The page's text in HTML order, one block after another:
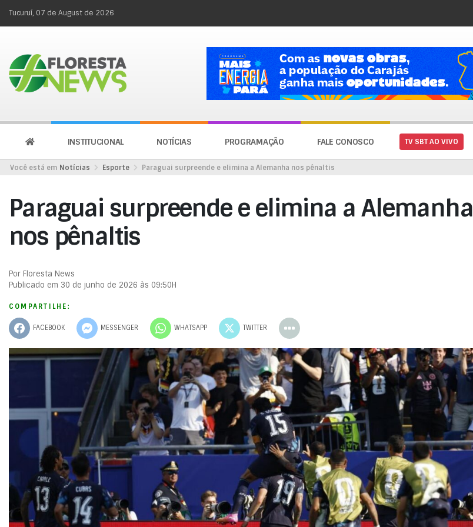
Tucuruí, 07 de August de 2026
INSTITUCIONAL NOTÍCIAS PROGRAMAÇÃO FALE CONOSCO TV SBT AO VIVO
Você está em Notícias Esporte Paraguai surpreende e elimina a Alemanha nos pênaltis
Paraguai surpreende e elimina a Alemanha
nos pênaltis
Por Floresta News
Publicado em 30 de junho de 2026 às 09:50H
COMPARTILHE:
FACEBOOK MESSENGER WHATSAPP TWITTER